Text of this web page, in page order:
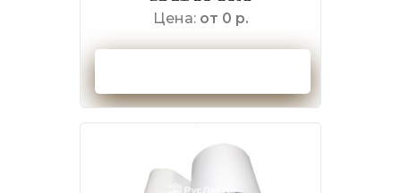
ГОСТ 20-2018
Цена: от 0 р.